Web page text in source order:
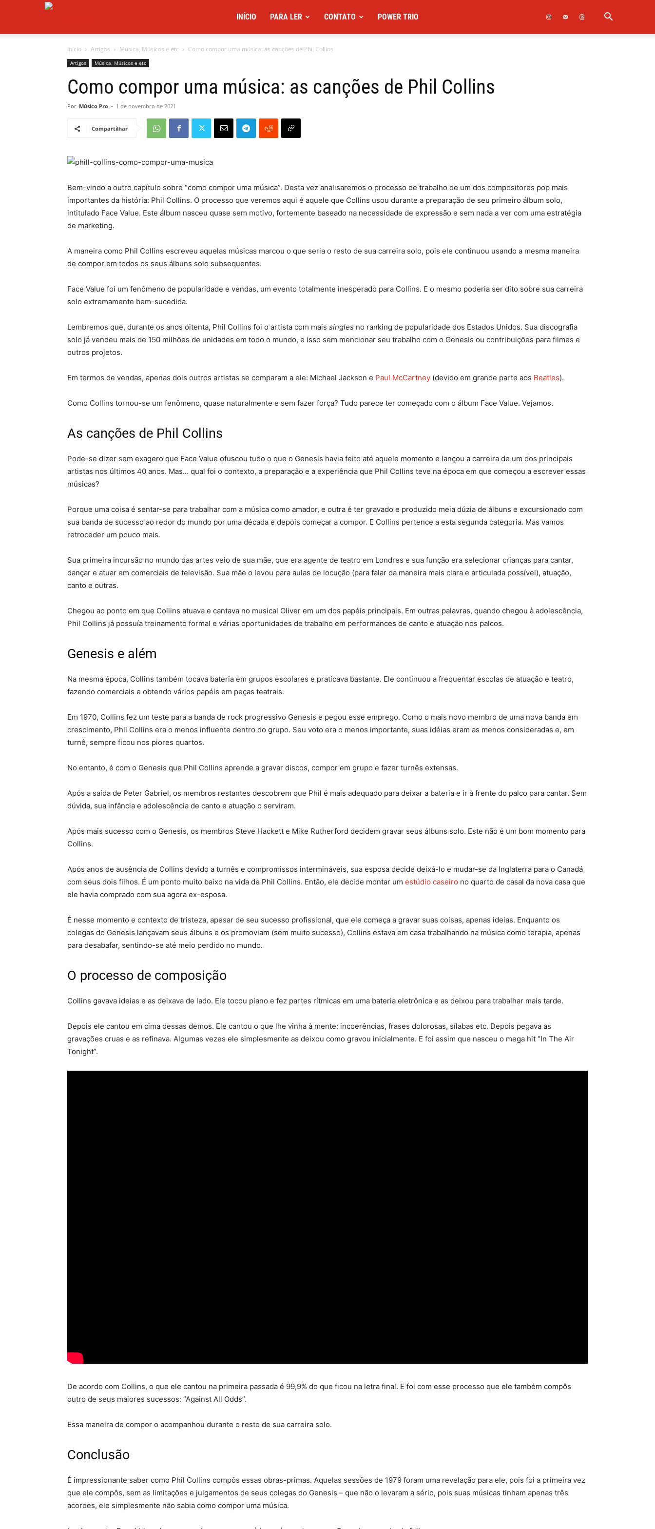
INÍCIO PARA LER CONTATO POWER TRIO
Início Artigos Música, Músicos e etc Como compor uma música: as canções de Phil Collins
Artigos Música, Músicos e etc
Como compor uma música: as canções de Phil Collins
Por Músico Pro - 1 de novembro de 2021
Compartilhar
Bem-vindo a outro capítulo sobre “como compor uma música”. Desta vez analisaremos o processo de trabalho de um dos compositores pop mais
importantes da história: Phil Collins. O processo que veremos aqui é aquele que Collins usou durante a preparação de seu primeiro álbum solo,
intitulado Face Value. Este álbum nasceu quase sem motivo, fortemente baseado na necessidade de expressão e sem nada a ver com uma estratégia
de marketing.
A maneira como Phil Collins escreveu aquelas músicas marcou o que seria o resto de sua carreira solo, pois ele continuou usando a mesma maneira
de compor em todos os seus álbuns solo subsequentes.
Face Value foi um fenômeno de popularidade e vendas, um evento totalmente inesperado para Collins. E o mesmo poderia ser dito sobre sua carreira
solo extremamente bem-sucedida.
Lembremos que, durante os anos oitenta, Phil Collins foi o artista com mais singles no ranking de popularidade dos Estados Unidos. Sua discografia
solo já vendeu mais de 150 milhões de unidades em todo o mundo, e isso sem mencionar seu trabalho com o Genesis ou contribuições para filmes e
outros projetos.
Em termos de vendas, apenas dois outros artistas se comparam a ele: Michael Jackson e Paul McCartney (devido em grande parte aos Beatles).
Como Collins tornou-se um fenômeno, quase naturalmente e sem fazer força? Tudo parece ter começado com o álbum Face Value. Vejamos.
As canções de Phil Collins
Pode-se dizer sem exagero que Face Value ofuscou tudo o que o Genesis havia feito até aquele momento e lançou a carreira de um dos principais
artistas nos últimos 40 anos. Mas… qual foi o contexto, a preparação e a experiência que Phil Collins teve na época em que começou a escrever essas
músicas?
Porque uma coisa é sentar-se para trabalhar com a música como amador, e outra é ter gravado e produzido meia dúzia de álbuns e excursionado com
sua banda de sucesso ao redor do mundo por uma década e depois começar a compor. E Collins pertence a esta segunda categoria. Mas vamos
retroceder um pouco mais.
Sua primeira incursão no mundo das artes veio de sua mãe, que era agente de teatro em Londres e sua função era selecionar crianças para cantar,
dançar e atuar em comerciais de televisão. Sua mãe o levou para aulas de locução (para falar da maneira mais clara e articulada possível), atuação,
canto e outras.
Chegou ao ponto em que Collins atuava e cantava no musical Oliver em um dos papéis principais. Em outras palavras, quando chegou à adolescência,
Phil Collins já possuía treinamento formal e várias oportunidades de trabalho em performances de canto e atuação nos palcos.
Genesis e além
Na mesma época, Collins também tocava bateria em grupos escolares e praticava bastante. Ele continuou a frequentar escolas de atuação e teatro,
fazendo comerciais e obtendo vários papéis em peças teatrais.
Em 1970, Collins fez um teste para a banda de rock progressivo Genesis e pegou esse emprego. Como o mais novo membro de uma nova banda em
crescimento, Phil Collins era o menos influente dentro do grupo. Seu voto era o menos importante, suas idéias eram as menos consideradas e, em
turnê, sempre ficou nos piores quartos.
No entanto, é com o Genesis que Phil Collins aprende a gravar discos, compor em grupo e fazer turnês extensas.
Após a saída de Peter Gabriel, os membros restantes descobrem que Phil é mais adequado para deixar a bateria e ir à frente do palco para cantar. Sem
dúvida, sua infância e adolescência de canto e atuação o serviram.
Após mais sucesso com o Genesis, os membros Steve Hackett e Mike Rutherford decidem gravar seus álbuns solo. Este não é um bom momento para
Collins.
Após anos de ausência de Collins devido a turnês e compromissos intermináveis, sua esposa decide deixá-lo e mudar-se da Inglaterra para o Canadá
com seus dois filhos. É um ponto muito baixo na vida de Phil Collins. Então, ele decide montar um estúdio caseiro no quarto de casal da nova casa que
ele havia comprado com sua agora ex-esposa.
É nesse momento e contexto de tristeza, apesar de seu sucesso profissional, que ele começa a gravar suas coisas, apenas ideias. Enquanto os
colegas do Genesis lançavam seus álbuns e os promoviam (sem muito sucesso), Collins estava em casa trabalhando na música como terapia, apenas
para desabafar, sentindo-se até meio perdido no mundo.
O processo de composição
Collins gavava ideias e as deixava de lado. Ele tocou piano e fez partes rítmicas em uma bateria eletrônica e as deixou para trabalhar mais tarde.
Depois ele cantou em cima dessas demos. Ele cantou o que lhe vinha à mente: incoerências, frases dolorosas, sílabas etc. Depois pegava as
gravações cruas e as refinava. Algumas vezes ele simplesmente as deixou como gravou inicialmente. E foi assim que nasceu o mega hit “In The Air
Tonight”.
De acordo com Collins, o que ele cantou na primeira passada é 99,9% do que ficou na letra final. E foi com esse processo que ele também compôs
outro de seus maiores sucessos: “Against All Odds”.
Essa maneira de compor o acompanhou durante o resto de sua carreira solo.
Conclusão
É impressionante saber como Phil Collins compôs essas obras-primas. Aquelas sessões de 1979 foram uma revelação para ele, pois foi a primeira vez
que ele compôs, sem as limitações e julgamentos de seus colegas do Genesis – que não o levaram a sério, pois suas músicas tinham apenas três
acordes, ele simplesmente não sabia como compor uma música.